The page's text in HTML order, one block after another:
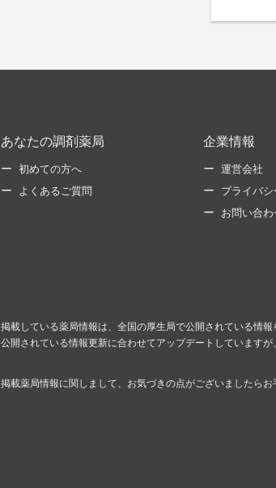
あなたの調剤薬局
初めての方へ
よくあるご質問
企業情報
運営会社
プライバ
お問い合わ
掲載している薬局情報は、全国の厚生局で公開されている情報
公開されている情報更新に合わせてアップデートしています
掲載薬局情報に関しまして、お気づきの点がございましたらお